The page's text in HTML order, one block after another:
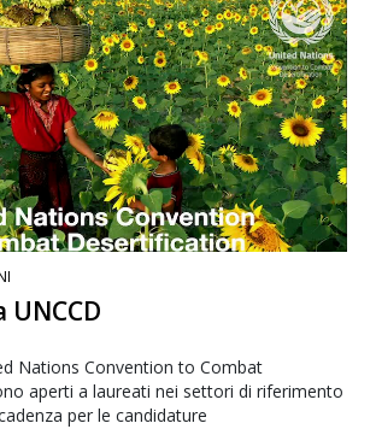
Nations Convention to Combat
aperti a laureati nei settori di riferimento
per le candidature